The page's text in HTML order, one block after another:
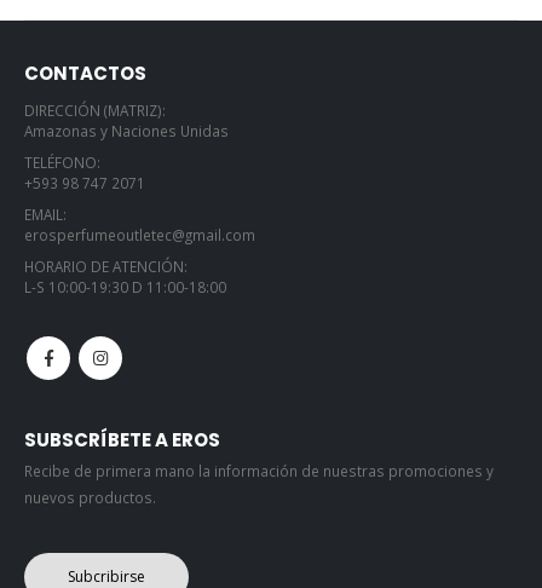
CONTACTOS
DIRECCIÓN (MATRIZ):
Amazonas y Naciones Unidas
TELÉFONO:
+593 98 747 2071
EMAIL:
erosperfumeoutletec@gmail.com
HORARIO DE ATENCIÓN:
L-S 10:00-19:30 D 11:00-18:00
SUBSCRÍBETE A EROS
Recibe de primera mano la información de nuestras promociones y
nuevos productos.
Subcribirse